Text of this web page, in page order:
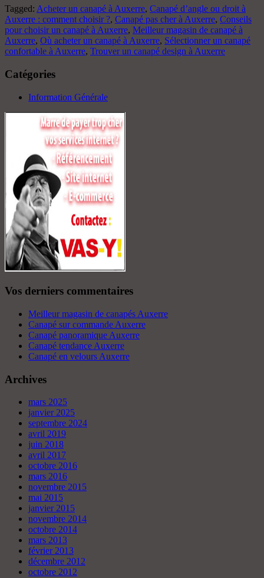
Tagged: Acheter un canapé à Auxerre, Canapé d’angle ou droit à
Auxerre : comment choisir ?, Canapé pas cher à Auxerre, Conseils
pour choisir un canapé à Auxerre, Meilleur magasin de canapé à
Auxerre, Où acheter un canapé à Auxerre, Sélectionner un canapé
confortable à Auxerre, Trouver un canapé design à Auxerre
Catégories
Information Générale
Vos derniers commentaires
Meilleur magasin de canapés Auxerre
Canapé sur commande Auxerre
Canapé panoramique Auxerre
Canapé tendance Auxerre
Canapé en velours Auxerre
Archives
mars 2025
janvier 2025
septembre 2024
avril 2019
juin 2018
avril 2017
octobre 2016
mars 2016
novembre 2015
mai 2015
janvier 2015
novembre 2014
octobre 2014
mars 2013
février 2013
décembre 2012
octobre 2012